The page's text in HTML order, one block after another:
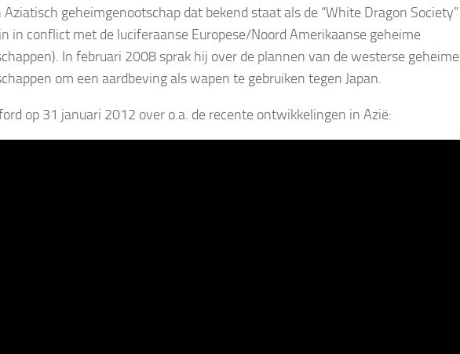
Aziatisch geheimgenootschap dat bekend staat als de “White Dragon Society”
in conflict met de luciferaanse Europese/Noord Amerikaanse geheime
In februari 2008 sprak hij over de plannen van de westerse geheime
om een aardbeving als wapen te gebruiken tegen Japan.
op 31 januari 2012 over o.a. de recente ontwikkelingen in Azië: